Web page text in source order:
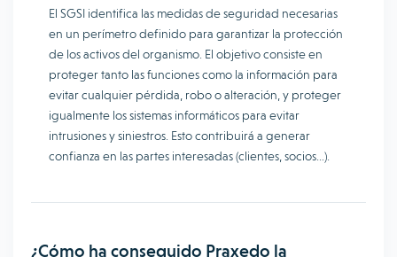
El SGSI identifica las medidas de seguridad necesarias
en un perímetro definido para garantizar la protección
de los activos del organismo. El objetivo consiste en
proteger tanto las funciones como la información para
evitar cualquier pérdida, robo o alteración, y proteger
igualmente los sistemas informáticos para evitar
intrusiones y siniestros. Esto contribuirá a generar
confianza en las partes interesadas (clientes, socios…).
¿Cómo ha conseguido Praxedo la